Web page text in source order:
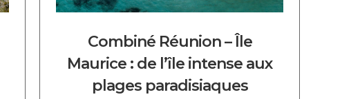
Combiné Réunion – Île
Maurice : de l’île intense aux
plages paradisiaques